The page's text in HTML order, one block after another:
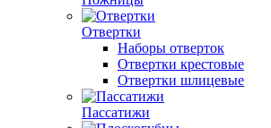
Отвертки
Наборы отверток
Отвертки крестовые
Отвертки шлицевые
Пассатижи